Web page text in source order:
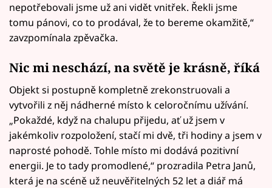
nepotřebovali jsme už ani vidět vnitřek. Řekli jsme
tomu pánovi, co to prodával, že to bereme okamžitě,“
zavzpomínala zpěvačka.
Nic mi neschází, na světě je krásně, říká
Objekt si postupně kompletně zrekonstruovali a
vytvořili z něj nádherné místo k celoročnímu užívání.
„Pokaždé, když na chalupu přijedu, ať už jsem v
jakémkoliv rozpoložení, stačí mi dvě, tři hodiny a jsem v
naprosté pohodě. Tohle místo mi dodává pozitivní
energii. Je to tady promodlené,“ prozradila Petra Janů,
která je na scéně už neuvěřitelných 52 let a diář má